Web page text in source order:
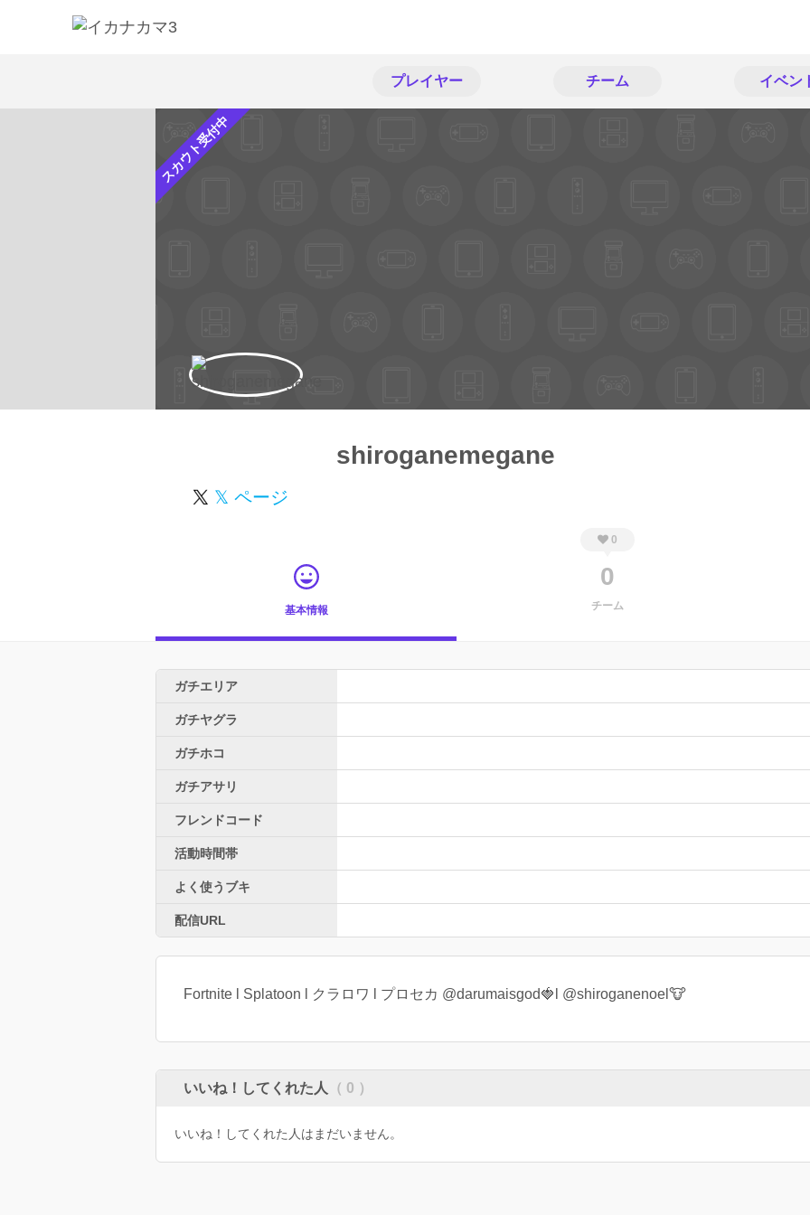
プレイヤー チーム イベン
スカウト受付中
shiroganemegane
𝕏 ページ
基本情報
0
0
チーム
ガチエリア
ガチヤグラ
ガチホコ
ガチアサリ
フレンドコード
活動時間帯
よく使うブキ
配信URL
Fortnite l Splatoon l クラロワ l プロセカ @darumaisgod🍓l @shiroganenoel🐮
いいね！してくれた人 （ 0 ）
いいね！してくれた人はまだいません。